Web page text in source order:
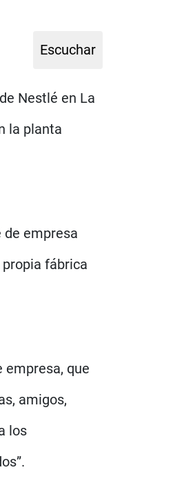
Nestlé en La
la planta
empresa
propia fábrica
que
amigos,
los